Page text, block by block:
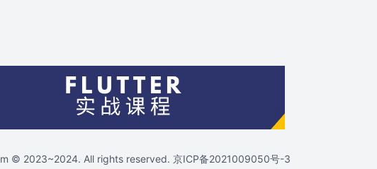
© 2023~2024. All rights reserved. 京ICP备2021009050号-3